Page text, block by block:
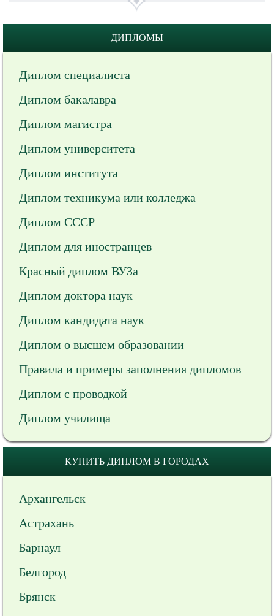
ДИПЛОМЫ
Диплом специалиста
Диплом бакалавра
Диплом магистра
Диплом университета
Диплом института
Диплом техникума или колледжа
Диплом СССР
Диплом для иностранцев
Красный диплом ВУЗа
Диплом доктора наук
Диплом кандидата наук
Диплом о высшем образовании
Правила и примеры заполнения дипломов
Диплом с проводкой
Диплом училища
КУПИТЬ ДИПЛОМ В ГОРОДАХ
Архангельск
Астрахань
Барнаул
Белгород
Брянск